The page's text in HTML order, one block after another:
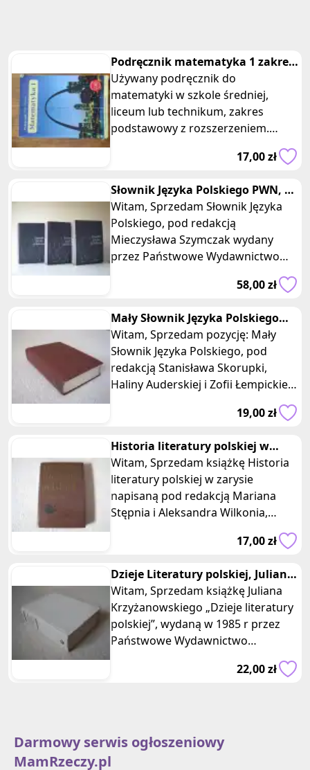
Podręcznik matematyka 1 zakres
podstawowy z rozszerzonym LO
Używany podręcznik do
matematyki w szkole średniej,
liceum lub technikum, zakres
podstawowy z rozszerzeniem.
17,00 zł
Słownik Języka Polskiego PWN, 3
tomy, red. M. Szymczak
Witam, Sprzedam Słownik Języka
Polskiego, pod redakcją
Mieczysława Szymczak wydany
przez Państwowe Wydawnictwo
Naukowe, Warszawa 1984 r (1978-
58,00 zł
Mały Słownik Języka Polskiego
PWN, red. Stanisław Skorupka
Witam, Sprzedam pozycję: Mały
Słownik Języka Polskiego, pod
redakcją Stanisława Skorupki,
Haliny Auderskiej i Zofii Łempickiej
Wydawnictwo Państwowe Wydawn
19,00 zł
Historia literatury polskiej w
zarysie M. Stępień, Wydanie
Witam, Sprzedam książkę Historia
literatury polskiej w zarysie
napisaną pod redakcją Mariana
Stępnia i Aleksandra Wilkonia,
wydaną w 1978 r. przez Państwowe
17,00 zł
Dzieje Literatury polskiej, Julian
Krzyżanowski PWN
Witam, Sprzedam książkę Juliana
Krzyżanowskiego „Dzieje literatury
polskiej”, wydaną w 1985 r przez
Państwowe Wydawnictwo
22,00 zł
Darmowy serwis ogłoszeniowy
MamRzeczy.pl